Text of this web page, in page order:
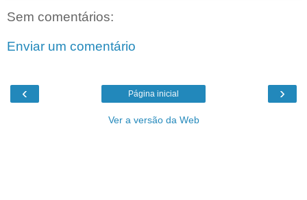
Sem comentários:
Enviar um comentário
‹ ›
Página inicial
Ver a versão da Web